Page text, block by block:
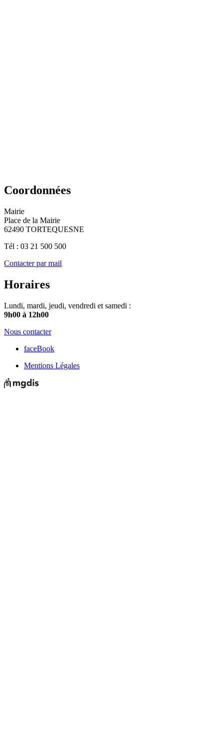
Coordonnées
Mairie
Place de la Mairie
62490 TORTEQUESNE
Tél : 03 21 500 500
Contacter par mail
Horaires
Lundi, mardi, jeudi, vendredi et samedi :
9h00 à 12h00
Nous contacter
faceBook
Mentions Légales